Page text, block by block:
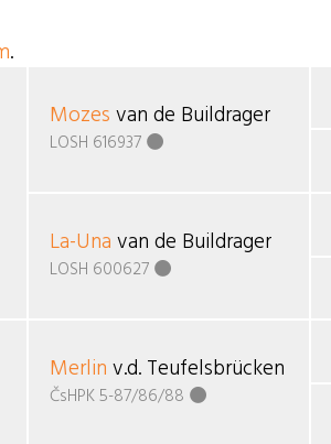
.
Mozes van de Buildrager
LOSH 616937
La-Una van de Buildrager
LOSH 600627
Merlin v.d. Teufelsbrücken
ČsHPK 5-87/86/88